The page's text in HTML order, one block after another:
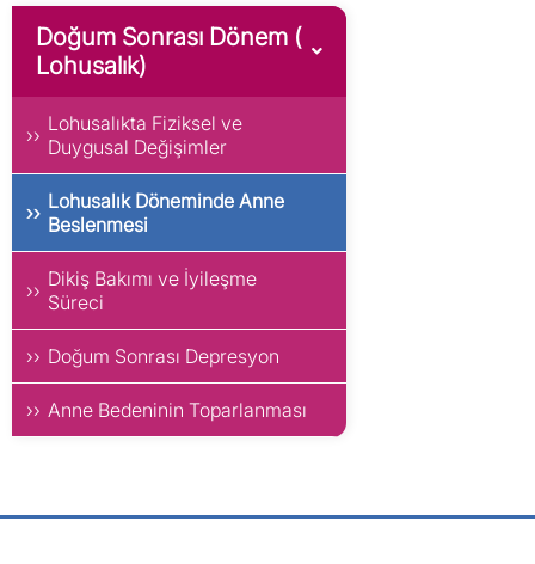
Doğum Sonrası Dönem (
Lohusalık)
Lohusalıkta Fiziksel ve
Duygusal Değişimler
Lohusalık Döneminde Anne
Beslenmesi
Dikiş Bakımı ve İyileşme
Süreci
Doğum Sonrası Depresyon
Anne Bedeninin Toparlanması